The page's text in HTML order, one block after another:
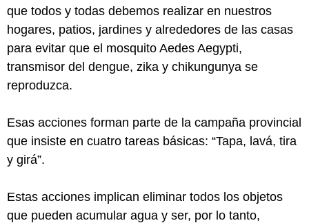
que todos y todas debemos realizar en nuestros
hogares, patios, jardines y alrededores de las casas
para evitar que el mosquito Aedes Aegypti,
transmisor del dengue, zika y chikungunya se
reproduzca.
Esas acciones forman parte de la campaña provincial
que insiste en cuatro tareas básicas: “Tapa, lavá, tira
y girá”.
Estas acciones implican eliminar todos los objetos
que pueden acumular agua y ser, por lo tanto,